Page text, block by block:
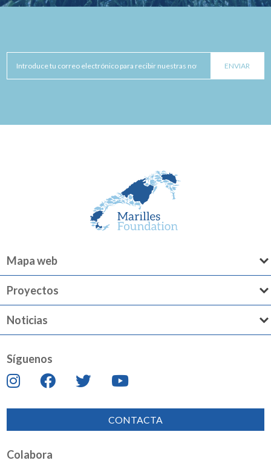
Mapa web
Proyectos
Noticias
Síguenos
CONTACTA
Colabora